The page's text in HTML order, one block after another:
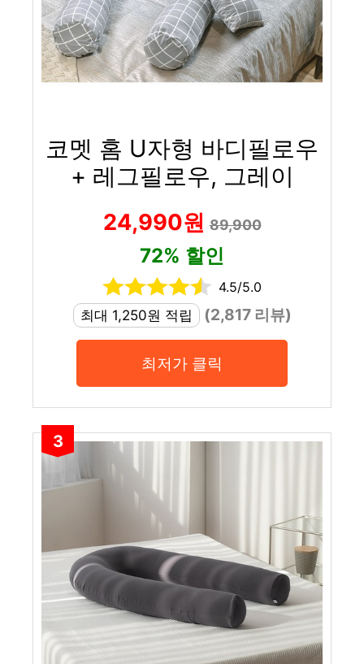
코멧 홈 U자형 바디필로우
+ 레그필로우, 그레이
24,990원89,900
72% 할인
4.5/5.0
최대 1,250원 적립
(2,817 리뷰)
최저가 클릭
3